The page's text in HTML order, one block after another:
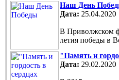
Наш День
Дата: 25.04.2020
В Приволжском
летия победы в
"Память и
Дата: 29.02.2020